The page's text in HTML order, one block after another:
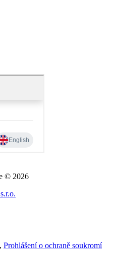
© 2026
, Prohlášení o ochraně soukromí